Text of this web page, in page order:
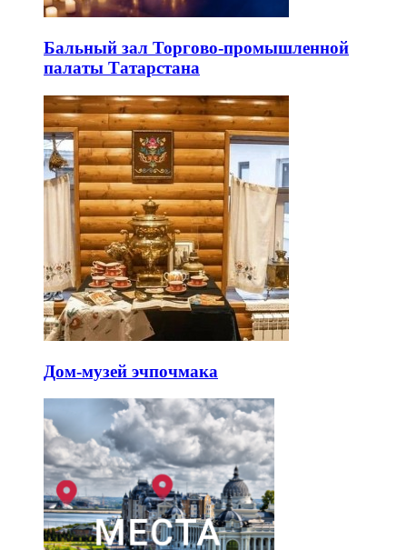
Бальный зал Торгово-промышленной
палаты Татарстана
Дом-музей эчпочмака